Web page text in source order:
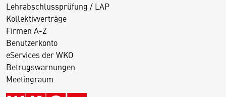
Lehrabschlussprüfung / LAP
Kollektivverträge
Firmen A-Z
Benutzerkonto
eServices der WKO
Betrugswarnungen
Meetingraum